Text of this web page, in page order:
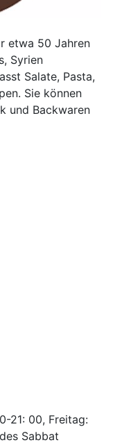
etwa 50 Jahren
Syrien
Salate, Pasta,
Sie können
und Backwaren
21: 00, Freitag:
Sabbat